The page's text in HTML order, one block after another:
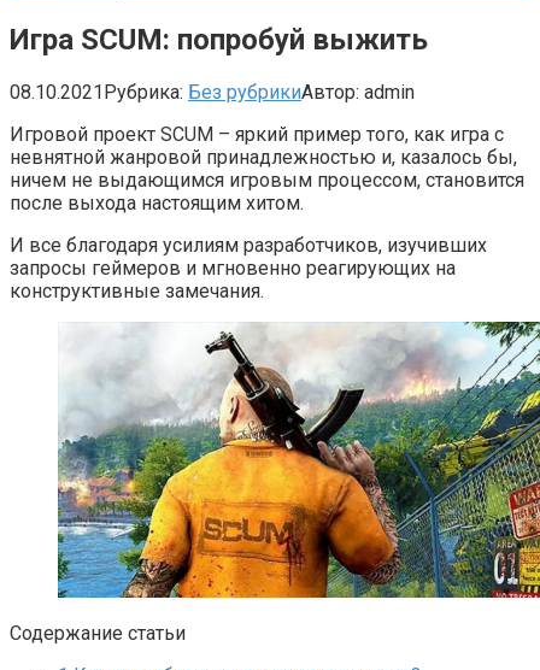
Игра SCUM: попробуй выжить
08.10.2021Рубрика: Без рубрикиАвтор: admin
Игровой проект SCUM – яркий пример того, как игра с
невнятной жанровой принадлежностью и, казалось бы,
ничем не выдающимся игровым процессом, становится
после выхода настоящим хитом.
И все благодаря усилиям разработчиков, изучивших
запросы геймеров и мгновенно реагирующих на
конструктивные замечания.
Содержание статьи